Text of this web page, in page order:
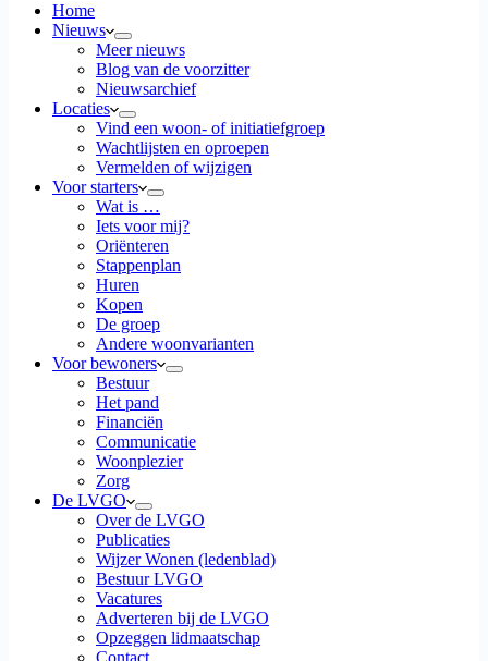
Home
Nieuws
Meer nieuws
Blog van de voorzitter
Nieuwsarchief
Locaties
Vind een woon- of initiatiefgroep
Wachtlijsten en oproepen
Vermelden of wijzigen
Voor starters
Wat is …
Iets voor mij?
Oriënteren
Stappenplan
Huren
Kopen
De groep
Andere woonvarianten
Voor bewoners
Bestuur
Het pand
Financiën
Communicatie
Woonplezier
Zorg
De LVGO
Over de LVGO
Publicaties
Wijzer Wonen (ledenblad)
Bestuur LVGO
Vacatures
Adverteren bij de LVGO
Opzeggen lidmaatschap
Contact